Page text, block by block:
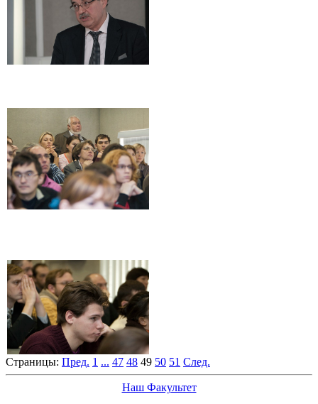
Страницы: Пред. 1 ... 47 48 49 50 51 След.
Наш Факультет